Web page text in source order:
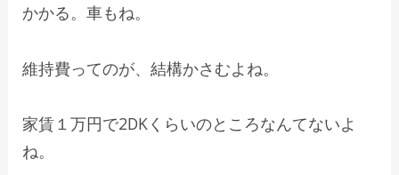
かかる。車もね。
維持費ってのが、結構かさむよね。
家賃１万円で2DKくらいのところなんてないよ
ね。